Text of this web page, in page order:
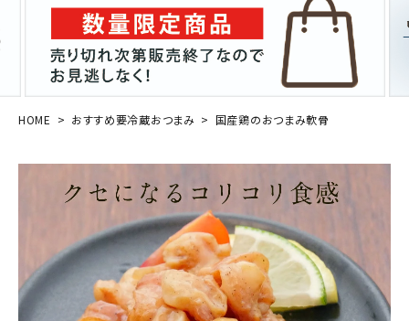
search
ACCOUNT MENU
商品カテゴリー
お酒別オススメ
価格別
HOME おすすめ要冷蔵おつまみ 国産鶏のおつまみ軟骨